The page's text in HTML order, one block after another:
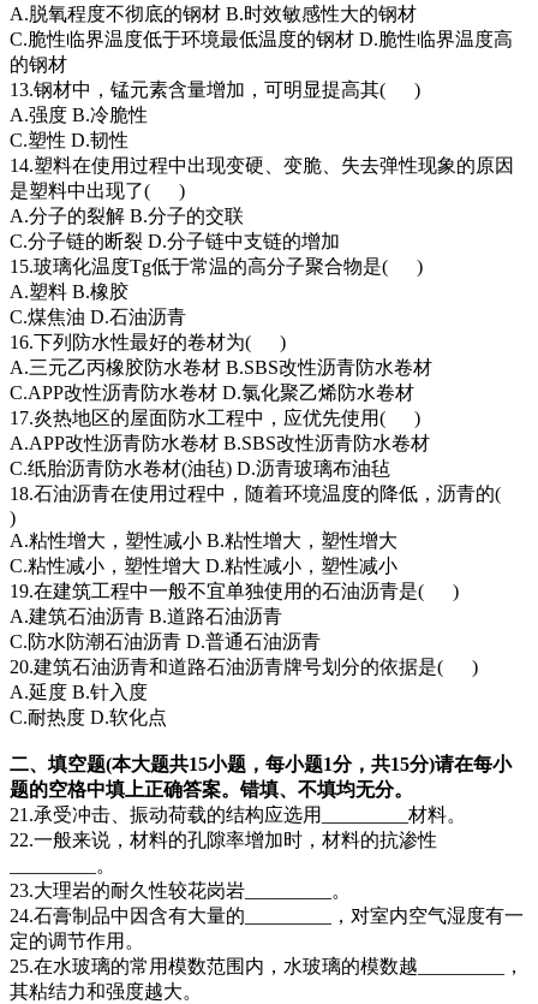
A.脱氧程度不彻底的钢材 B.时效敏感性大的钢材
C.脆性临界温度低于环境最低温度的钢材 D.脆性临界温度高
的钢材
13.钢材中，锰元素含量增加，可明显提高其( )
A.强度 B.冷脆性
C.塑性 D.韧性
14.塑料在使用过程中出现变硬、变脆、失去弹性现象的原因
是塑料中出现了( )
A.分子的裂解 B.分子的交联
C.分子链的断裂 D.分子链中支链的增加
15.玻璃化温度Tg低于常温的高分子聚合物是( )
A.塑料 B.橡胶
C.煤焦油 D.石油沥青
16.下列防水性最好的卷材为( )
A.三元乙丙橡胶防水卷材 B.SBS改性沥青防水卷材
C.APP改性沥青防水卷材 D.氯化聚乙烯防水卷材
17.炎热地区的屋面防水工程中，应优先使用( )
A.APP改性沥青防水卷材 B.SBS改性沥青防水卷材
C.纸胎沥青防水卷材(油毡) D.沥青玻璃布油毡
18.石油沥青在使用过程中，随着环境温度的降低，沥青的(
)
A.粘性增大，塑性减小 B.粘性增大，塑性增大
C.粘性减小，塑性增大 D.粘性减小，塑性减小
19.在建筑工程中一般不宜单独使用的石油沥青是( )
A.建筑石油沥青 B.道路石油沥青
C.防水防潮石油沥青 D.普通石油沥青
20.建筑石油沥青和道路石油沥青牌号划分的依据是( )
A.延度 B.针入度
C.耐热度 D.软化点
二、填空题(本大题共15小题，每小题1分，共15分)请在每小
题的空格中填上正确答案。错填、不填均无分。
21.承受冲击、振动荷载的结构应选用_________材料。
22.一般来说，材料的孔隙率增加时，材料的抗渗性
_________。
23.大理岩的耐久性较花岗岩_________。
24.石膏制品中因含有大量的_________，对室内空气湿度有一
定的调节作用。
25.在水玻璃的常用模数范围内，水玻璃的模数越_________，
其粘结力和强度越大。